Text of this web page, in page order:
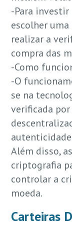
-Para investir
escolher
realizar a
compra das
-Como
-O
se na
verificada
Além disso,
criptografia
controlar a
moeda.
Carteiras